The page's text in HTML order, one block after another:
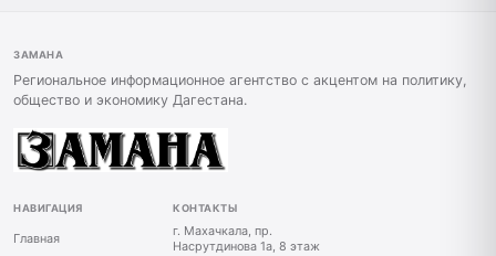
ЗАМАНА
Региональное информационное агентство с акцентом на политику,
общество и экономику Дагестана.
НАВИГАЦИЯ
Главная
КОНТАКТЫ
г. Махачкала, пр.
Насрутдинова 1а, 8 этаж